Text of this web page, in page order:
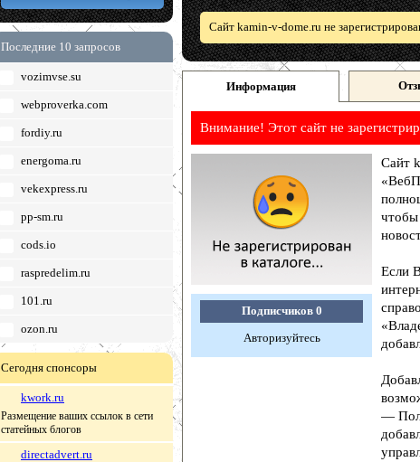
Последние 10 запросов
vozimvse.su
webproverka.com
fordiy.ru
energoma.ru
vekexpress.ru
pp-sm.ru
cods.io
raspredelim.ru
101.ru
ozon.ru
Сегодня спонсоры
kwork.ru
Размещение ваших ссылок в сети
статейных блогов
directadvert.ru
Сайт kamin-v-dome.ru не
Информация
Внимание! Этот сайт не
Подписчиков 0
Авторизуйтесь
Сайт
чтобы
Если
—